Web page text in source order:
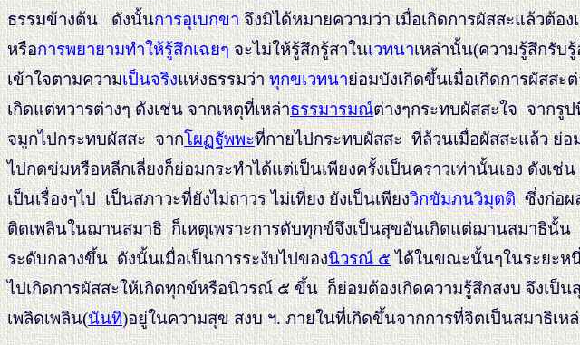
ธรรมข้างต้น ดังนั้นการอุเบกขาจึงมิได้หมายความว่า เมื่อเกิดการผัสสะแล้วต้อ
หรือการพยายามทำให้รู้สึกเฉยๆจะไม่ให้รู้สึกรู้สาในเวทนาเหล่านั้น(ความรู้สึกรับ
เข้าใจตามความเป็นจริงแห่งธรรมว่าทุกขเวทนาย่อมบังเกิดขึ้นเมื่อเกิดการผัสสะ
เกิดแต่ทวารต่างๆ ดังเช่น จากเหตุที่เหล่าธรรมารมณ์ต่างๆกระทบผัสสะใจ จากรู
จมูกไปกระทบผัสสะ จากโผฏฐัพพะที่กายไปกระทบผัสสะ ที่ล้วนเมื่อผัสสะแล้ว ย่อ
ไปกดข่มหรือหลีกเลี่ยงก็ย่อมกระทำได้แต่เป็นเพียงครั้งเป็นคราวเท่านั้นเอง ดั
เป็นเรื่องๆไป เป็นสภาวะที่ยังไม่ถาวร ไม่เที่ยง ยังเป็นเพียงวิกขัมภนวิมุตติ ซึ่งก่อผ
ติดเพลินในฌานสมาธิ ก็เหตุเพราะการดับทุกข์จึงเป็นสุขอันเกิดแต่ฌานสมาธินั้น
ระดับกลางขึ้น ดังนั้นเมื่อเป็นการระงับไปของนิวรณ์ ๕ได้ในขณะนั้นๆในระยะห
ไปเกิดการผัสสะให้เกิดทุกข์หรือนิวรณ์ ๕ ขึ้น ก็ย่อมต้องเกิดความรู้สึกสงบ จึงเ
เพลิดเพลิน(นันทิ)อยู่ในความสุข สงบ ฯ. ภายในที่เกิดขึ้นจากการที่จิตเป็นสมาธิเห